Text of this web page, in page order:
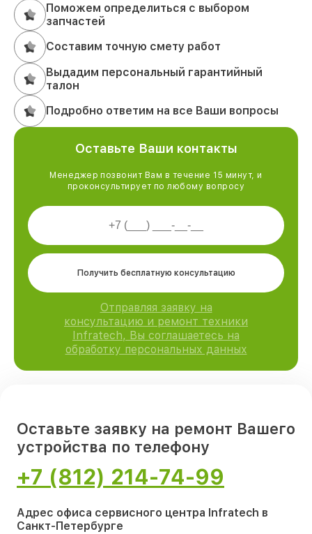
Поможем определиться с выбором
запчастей
Составим точную смету работ
Выдадим персональный гарантийный
талон
Подробно ответим на все Ваши вопросы
Оставьте Ваши контакты
Менеджер позвонит Вам в течение 15 минут, и
проконсультирует по любому вопросу
Получить бесплатную консультацию
Отправляя заявку на
консультацию и ремонт техники
Infratech, Вы соглашаетесь на
обработку персональных данных
Оставьте заявку на ремонт Вашего
устройства по телефону
+7 (812) 214-74-99
Адрес офиса сервисного центра Infratech в
Санкт-Петербурге